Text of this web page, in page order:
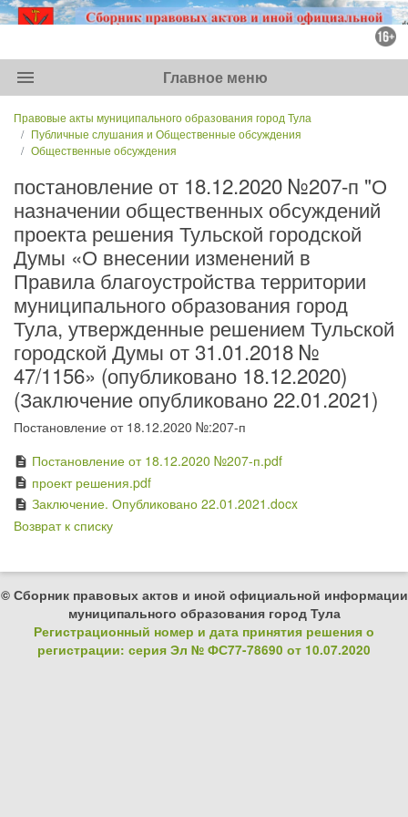
menu Главное меню
Правовые акты муниципального образования город Тула
Публичные слушания и Общественные обсуждения
Общественные обсуждения
постановление от 18.12.2020 №207-п "О
назначении общественных обсуждений
проекта решения Тульской городской
Думы «О внесении изменений в
Правила благоустройства территории
муниципального образования город
Тула, утвержденные решением Тульской
городской Думы от 31.01.2018 №
47/1156» (опубликовано 18.12.2020)
(Заключение опубликовано 22.01.2021)
Постановление от 18.12.2020 №:207-п
description Постановление от 18.12.2020 №207-п.pdf
description проект решения.pdf
description Заключение. Опубликовано 22.01.2021.docx
Возврат к списку
© Сборник правовых актов и иной официальной информации
муниципального образования город Тула
Регистрационный номер и дата принятия решения о
регистрации: серия Эл № ФС77-78690 от 10.07.2020